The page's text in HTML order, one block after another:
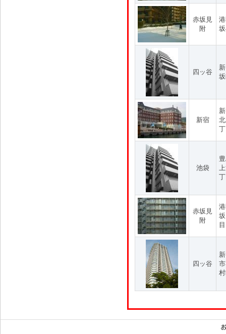
赤坂見
附
四ッ谷
新宿
池袋
赤坂見
附
目
四ッ谷